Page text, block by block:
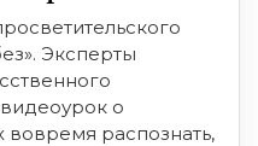
Эксперты
о
вовремя распознать,